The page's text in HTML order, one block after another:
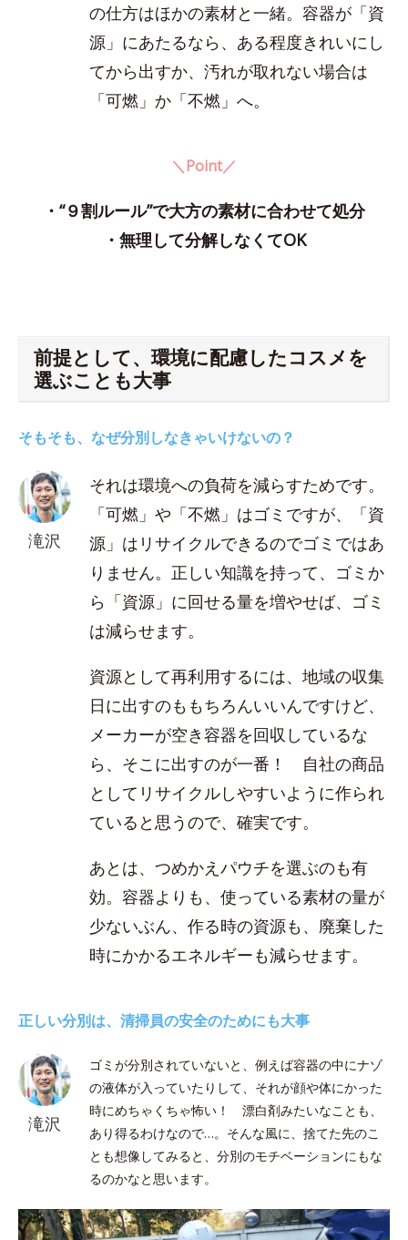
の仕方はほかの素材と一緒。容器が「資
源」にあたるなら、ある程度きれいにし
てから出すか、汚れが取れない場合は
「可燃」か「不燃」へ。
＼Point／
・“９割ルール”で大方の素材に合わせて処分
・無理して分解しなくてOK
前提として、環境に配慮したコスメを
選ぶことも大事
そもそも、なぜ分別しなきゃいけないの？
滝沢
それは環境への負荷を減らすためです。
「可燃」や「不燃」はゴミですが、「資
源」はリサイクルできるのでゴミではあ
りません。正しい知識を持って、ゴミか
ら「資源」に回せる量を増やせば、ゴミ
は減らせます。
資源として再利用するには、地域の収集
日に出すのももちろんいいんですけど、
メーカーが空き容器を回収しているな
ら、そこに出すのが一番！ 自社の商品
としてリサイクルしやすいように作られ
ていると思うので、確実です。
あとは、つめかえパウチを選ぶのも有
効。容器よりも、使っている素材の量が
少ないぶん、作る時の資源も、廃棄した
時にかかるエネルギーも減らせます。
正しい分別は、清掃員の安全のためにも大事
滝沢
ゴミが分別されていないと、例えば容器の中にナゾ
の液体が入っていたりして、それが顔や体にかった
時にめちゃくちゃ怖い！ 漂白剤みたいなことも、
あり得るわけなので…。そんな風に、捨てた先のこ
とも想像してみると、分別のモチベーションにもな
るのかなと思います。